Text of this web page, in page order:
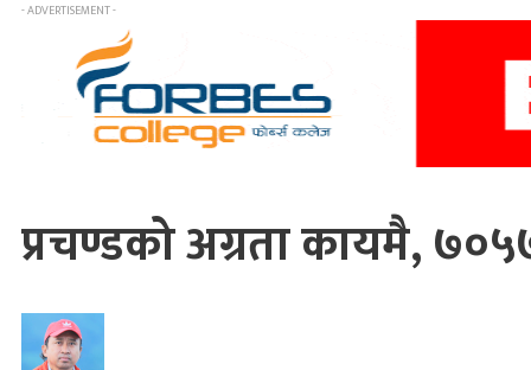
- ADVERTISEMENT -
प्रचण्डको अग्रता कायमै,